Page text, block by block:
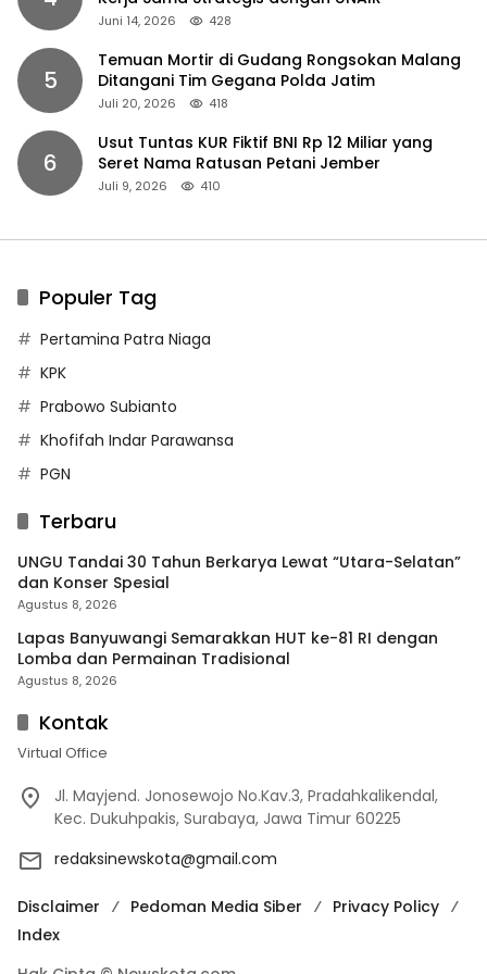
Juni 14, 2026 428
5
Temuan Mortir di Gudang Rongsokan Malang
Ditangani Tim Gegana Polda Jatim
Juli 20, 2026 418
6
Usut Tuntas KUR Fiktif BNI Rp 12 Miliar yang
Seret Nama Ratusan Petani Jember
Juli 9, 2026 410
Populer Tag
Pertamina Patra Niaga
KPK
Prabowo Subianto
Khofifah Indar Parawansa
PGN
Terbaru
UNGU Tandai 30 Tahun Berkarya Lewat “Utara-Selatan”
dan Konser Spesial
Agustus 8, 2026
Lapas Banyuwangi Semarakkan HUT ke-81 RI dengan
Lomba dan Permainan Tradisional
Agustus 8, 2026
Kontak
Virtual Office
Jl. Mayjend. Jonosewojo No.Kav.3, Pradahkalikendal,
Kec. Dukuhpakis, Surabaya, Jawa Timur 60225
redaksinewskota@gmail.com
Disclaimer Pedoman Media Siber
Privacy Policy
Index